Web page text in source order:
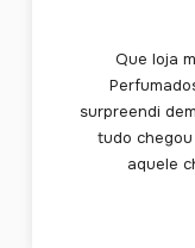
Que loja
surpreendi
tudo
aquele